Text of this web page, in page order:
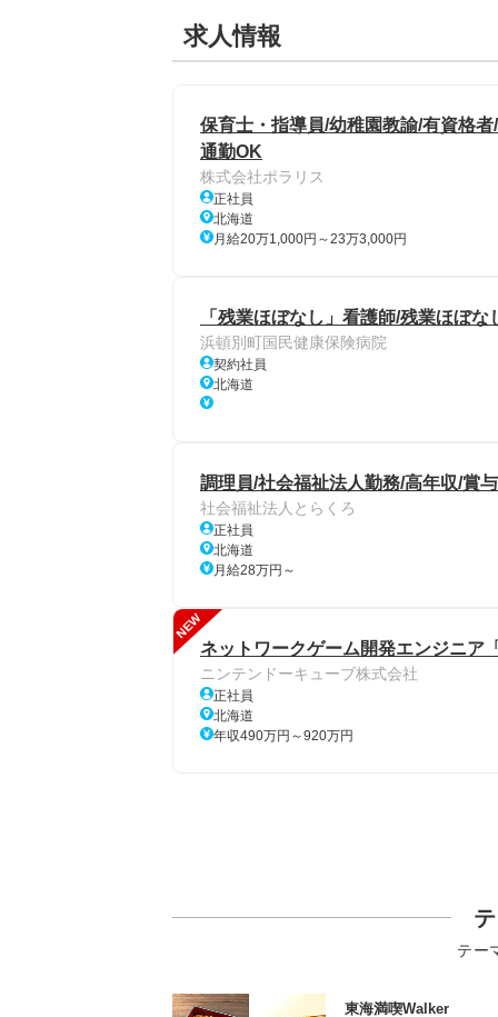
求人情報
保育士・指導員/幼稚園教諭/有資格
通勤OK
株式会社ポラリス
正社員
北海道
月給20万1,000円～23万3,000円
「残業ほぼなし」看護師/残業ほぼな
浜頓別町国民健康保険病院
契約社員
北海道
調理員/社会福祉法人勤務/高年収/賞
社会福祉法人とらくろ
正社員
北海道
月給28万円～
NEW
ネットワークゲーム開発エンジニア
ニンテンドーキューブ株式会社
正社員
北海道
年収490万円～920万円
テー
東海満喫Walker